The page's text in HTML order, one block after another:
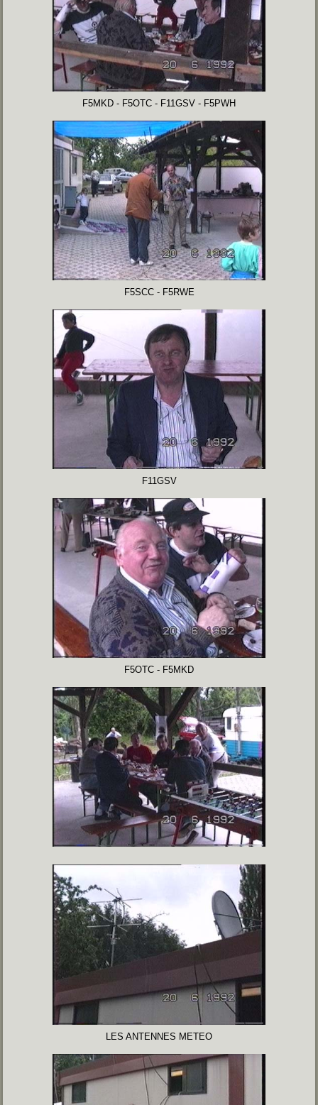
F5MKD - F5OTC - F11GSV - F5PWH
F5SCC - F5RWE
F11GSV
F5OTC - F5MKD
LES ANTENNES METEO